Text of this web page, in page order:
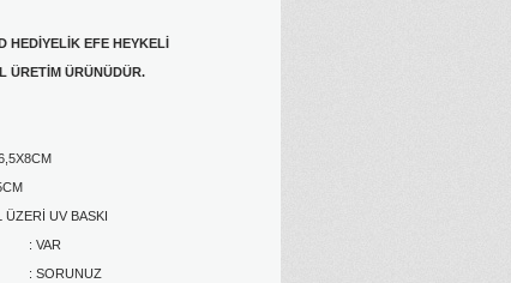
HEDİYELİK EFE HEYKELİ
ÜRETİM ÜRÜNÜDÜR.
ÜZERİ UV BASKI